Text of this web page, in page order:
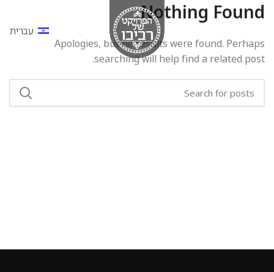
עברית
Nothing Found
Apologies, but no results were found. Perhaps
searching will help find a related post.